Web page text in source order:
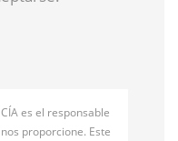
CÍA es el responsable
proporcione. Este